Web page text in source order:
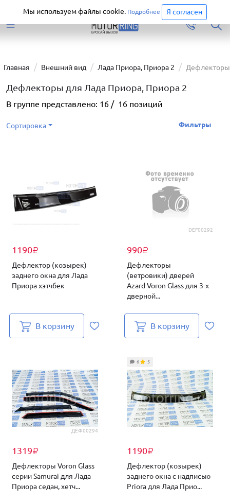
Перейти
Главная Внешний вид Лада Приора, Приора 2 Дефлекторы
Дефлекторы для Лада Приора, Приора 2
В группе представлено: 16 / 16 позиций
Сортировка Фильтры
1190₽
Дефлектор (козырек)
заднего окна для Лада
Приора хэтчбек
В корзину
DEF00292
990₽
Дефлекторы
(ветровики) дверей
Azard Voron Glass для 3-х
дверной...
В корзину
ДЕФ00294
1319₽
Дефлекторы Voron Glass
серии Samurai для Лада
Приора седан, хетч...
1190₽
6 5
Дефлектор (козырек)
заднего окна с надписью
Priora для Лада Прио...
Мы используем файлы cookie. Подробнее Я согласен